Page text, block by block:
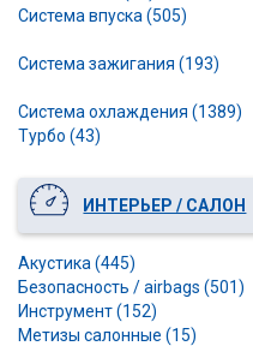
Система впуска (505)
Система зажигания (193)
Система охлаждения (1389)
Турбо (43)
ИНТЕРЬЕР / САЛОН
Акустика (445)
Безопасность / airbags (501)
Инструмент (152)
Метизы салонные (15)